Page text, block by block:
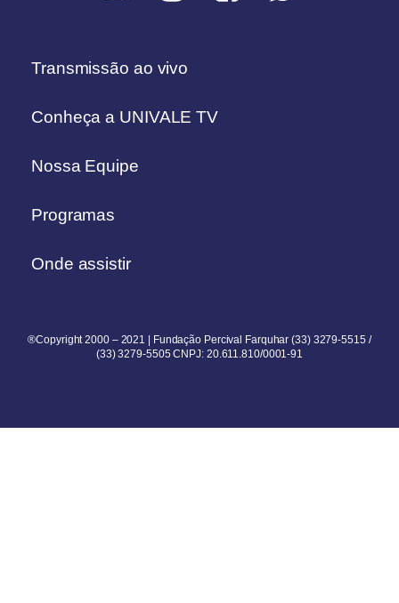
Transmissão ao vivo
Conheça a UNIVALE TV
Nossa Equipe
Programas
Onde assistir
®Copyright 2000 – 2021 | Fundação Percival Farquhar (33) 3279-5515 /
(33) 3279-5505 CNPJ: 20.611.810/0001-91